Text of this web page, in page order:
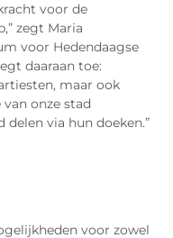
voor de
zegt Maria
voor Hedendaagse
daaraan toe:
maar ook
onze stad
via hun doeken.”
voor zowel